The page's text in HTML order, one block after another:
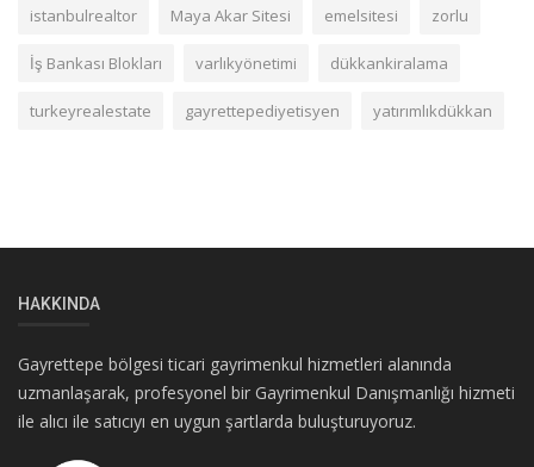
istanbulrealtor Maya Akar Sitesi emelsitesi zorlu
İş Bankası Blokları varlıkyönetimi dükkankiralama
turkeyrealestate gayrettepediyetisyen yatırımlıkdükkan
HAKKINDA
Gayrettepe bölgesi ticari gayrimenkul hizmetleri alanında
uzmanlaşarak, profesyonel bir Gayrimenkul Danışmanlığı hizmeti
ile alıcı ile satıcıyı en uygun şartlarda buluşturuyoruz.